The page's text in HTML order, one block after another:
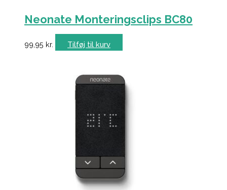
Neonate Monteringsclips BC80
99,95 kr. Tilføj til kurv